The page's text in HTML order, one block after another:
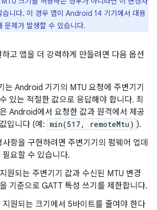
습니다. 이 경우 앱이 Android 14 기기에서 대용
문제가 발생할 수 있습니다.
고 앱을 더 강력하게 만들려면 다음 옵션
는 Android 기기의 MTU 요청에 주변기기
있는 적절한 값으로 응답해야 합니다. 최
Android에서 요청한 값과 원격에서 제공
입니다 (예: min(517, remoteMtu) ).
사항을 구현하려면 주변기기의 펌웨어 업데
필요할 수 있습니다.
원되는 주변기기 값과 수신된 MTU 변경
기준으로 GATT 특성 쓰기를 제한합니다.
지원되는 크기에서 5바이트를 줄여야 한다